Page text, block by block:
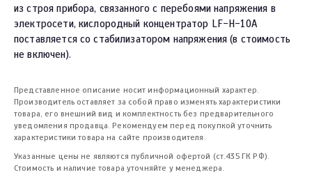
из строя прибора, связанного с перебоями напряжения в
электросети, кислородный концентратор LF-H-10A
поставляется со стабилизатором напряжения (в стоимость
не включен).
Представленное описание носит информационный характер.
Производитель оставляет за собой право изменять характеристики
товара, его внешний вид и комплектность без предварительного
уведомления продавца. Рекомендуем перед покупкой уточнить
характеристики товара на сайте производителя.
Указанные цены не являются публичной офертой (ст.435 ГК РФ).
Стоимость и наличие товара уточняйте у менеджера.